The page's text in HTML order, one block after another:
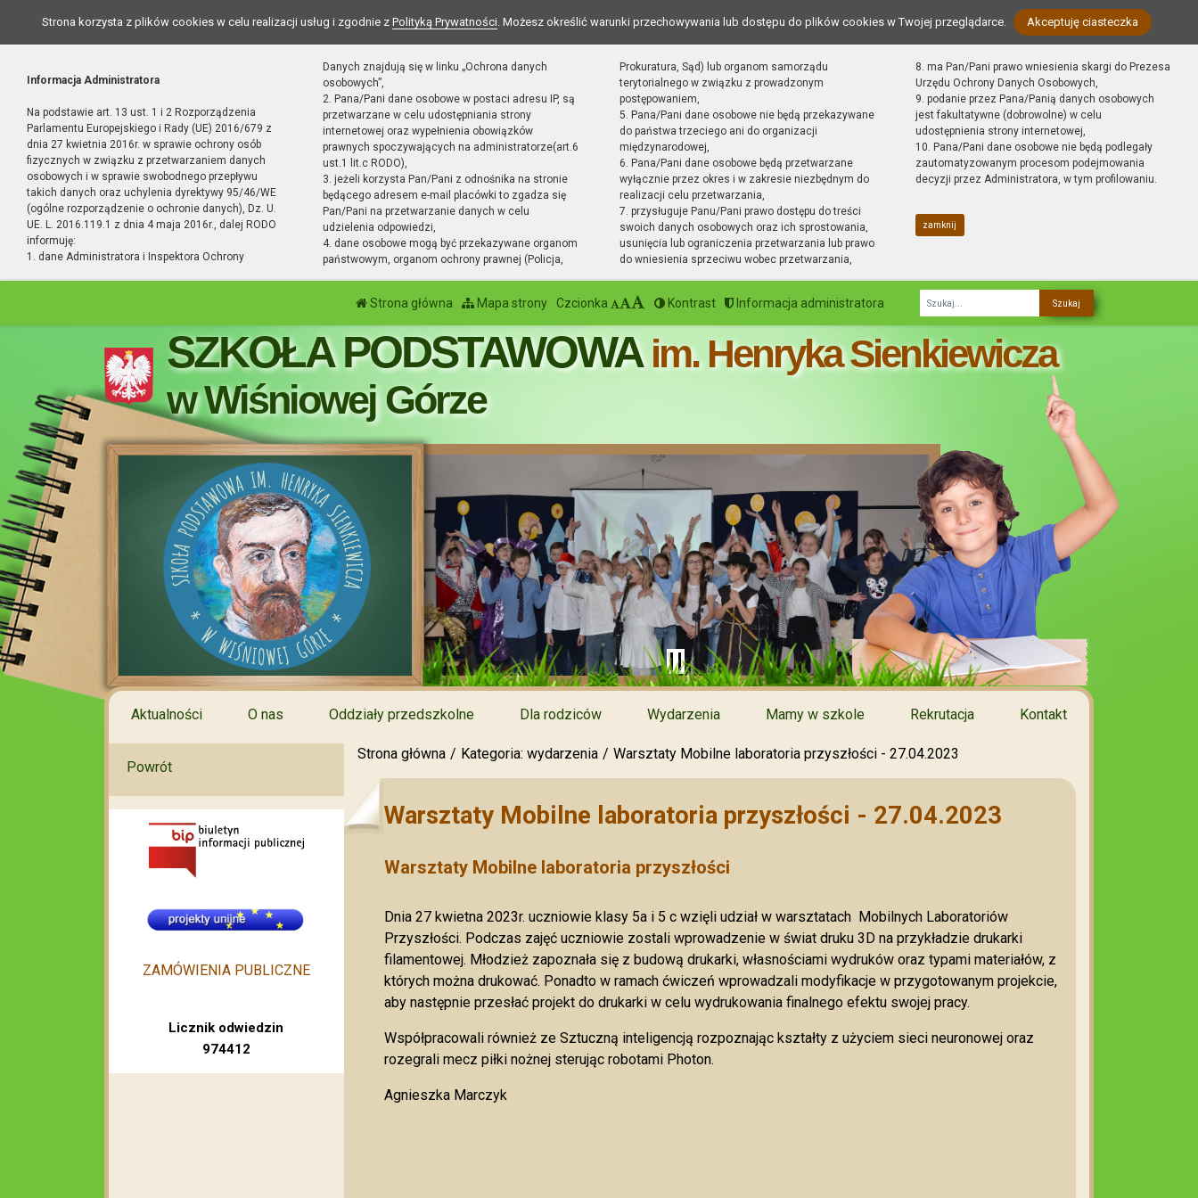
Strona korzysta z plików cookies w celu realizacji usług i zgodnie z Polityką Prywatności. Możesz określić warunki przechowywania lub dostępu do plików cookies w Twojej przeglądarce. Akceptuję ciasteczka
Informacja Administratora
Na podstawie art. 13 ust. 1 i 2 Rozporządzenia
Parlamentu Europejskiego i Rady (UE) 2016/679 z
dnia 27 kwietnia 2016r. w sprawie ochrony osób
fizycznych w związku z przetwarzaniem danych
osobowych i w sprawie swobodnego przepływu
takich danych oraz uchylenia dyrektywy 95/46/WE
(ogólne rozporządzenie o ochronie danych), Dz. U.
UE. L. 2016.119.1 z dnia 4 maja 2016r., dalej RODO
informuję:
1. dane Administratora i Inspektora Ochrony
Danych znajdują się w linku „Ochrona danych
osobowych”,
2. Pana/Pani dane osobowe w postaci adresu IP, są
przetwarzane w celu udostępniania strony
internetowej oraz wypełnienia obowiązków
prawnych spoczywających na administratorze(art.6
ust.1 lit.c RODO),
3. jeżeli korzysta Pan/Pani z odnośnika na stronie
będącego adresem e-mail placówki to zgadza się
Pan/Pani na przetwarzanie danych w celu
udzielenia odpowiedzi,
4. dane osobowe mogą być przekazywane organom
państwowym, organom ochrony prawnej (Policja,
Prokuratura, Sąd) lub organom samorządu
terytorialnego w związku z prowadzonym
postępowaniem,
5. Pana/Pani dane osobowe nie będą przekazywane
do państwa trzeciego ani do organizacji
międzynarodowej,
6. Pana/Pani dane osobowe będą przetwarzane
wyłącznie przez okres i w zakresie niezbędnym do
realizacji celu przetwarzania,
7. przysługuje Panu/Pani prawo dostępu do treści
swoich danych osobowych oraz ich sprostowania,
usunięcia lub ograniczenia przetwarzania lub prawo
do wniesienia sprzeciwu wobec przetwarzania,
8. ma Pan/Pani prawo wniesienia skargi do Prezesa
Urzędu Ochrony Danych Osobowych,
9. podanie przez Pana/Panią danych osobowych
jest fakultatywne (dobrowolne) w celu
udostępnienia strony internetowej,
10. Pana/Pani dane osobowe nie będą podlegały
zautomatyzowanym procesom podejmowania
decyzji przez Administratora, w tym profilowaniu.
zamknij
Strona główna Mapa strony Czcionka Kontrast Informacja administratora
Fraza
SZKOŁA PODSTAWOWAim. Henryka Sienkiewicza
w Wiśniowej Górze
Aktualności O nas Oddziały przedszkolne Dla rodziców Wydarzenia Mamy w szkole Rekrutacja Kontakt
Strona główna Kategoria: wydarzenia Warsztaty Mobilne laboratoria przyszłości - 27.04.2023
Warsztaty Mobilne laboratoria przyszłości - 27.04.2023
Warsztaty Mobilne laboratoria przyszłości
Dnia 27 kwietna 2023r. uczniowie klasy 5a i 5 c wzięli udział w warsztatach Mobilnych Laboratoriów
Przyszłości. Podczas zajęć uczniowie zostali wprowadzenie w świat druku 3D na przykładzie drukarki
filamentowej. Młodzież zapoznała się z budową drukarki, własnościami wydruków oraz typami materiałów, z
których można drukować. Ponadto w ramach ćwiczeń wprowadzali modyfikacje w przygotowanym projekcie,
aby następnie przesłać projekt do drukarki w celu wydrukowania finalnego efektu swojej pracy.
Współpracowali również ze Sztuczną inteligencją rozpoznając kształty z użyciem sieci neuronowej oraz
rozegrali mecz piłki nożnej sterując robotami Photon.
Agnieszka Marczyk
Powrót
ZAMÓWIENIA PUBLICZNE
Licznik odwiedzin
974412